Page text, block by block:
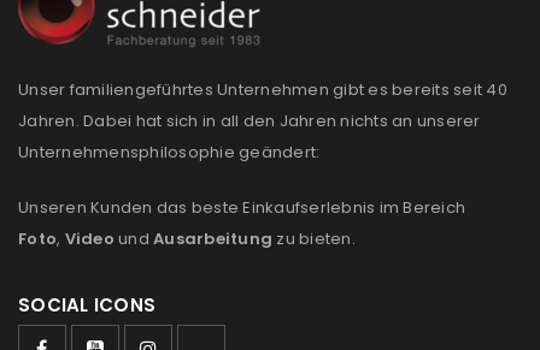
Unser familiengeführtes Unternehmen gibt es bereits seit 40
Jahren. Dabei hat sich in all den Jahren nichts an unserer
Unternehmensphilosophie geändert:
Unseren Kunden das beste Einkaufserlebnis im Bereich
Foto, Video und Ausarbeitung zu bieten.
SOCIAL ICONS